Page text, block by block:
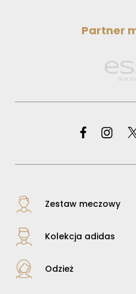
Partner
Zestaw meczowy
Kolekcja adidas
Odzież